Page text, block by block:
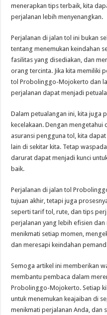
menerapkan tips terbaik, kita
perjalanan lebih menyenangkan.
Perjalanan di jalan tol ini bukan
tentang menemukan keindahan
fasilitas yang disediakan, dan
orang tercinta. Jika kita memiliki
tol Probolinggo-Mojokerto dan
perjalanan dapat menjadi
Dalam petualangan ini, kita juga
kecelakaan. Dengan mengetahui
asuransi pengguna tol, kita
lain di sekitar kita. Tetap
darurat dapat menjadi kunci
baik.
Perjalanan di jalan tol
tujuan akhir, tetapi juga
seperti tarif tol, rute, dan tips
perjalanan yang lebih efisien dan
menikmati setiap momen,
dan meresapi keindahan
Semoga artikel ini memberikan
membantu pembaca dalam
Probolinggo-Mojokerto. Setiap
untuk menemukan keajaiban di
menikmati perjalanan Anda, dan